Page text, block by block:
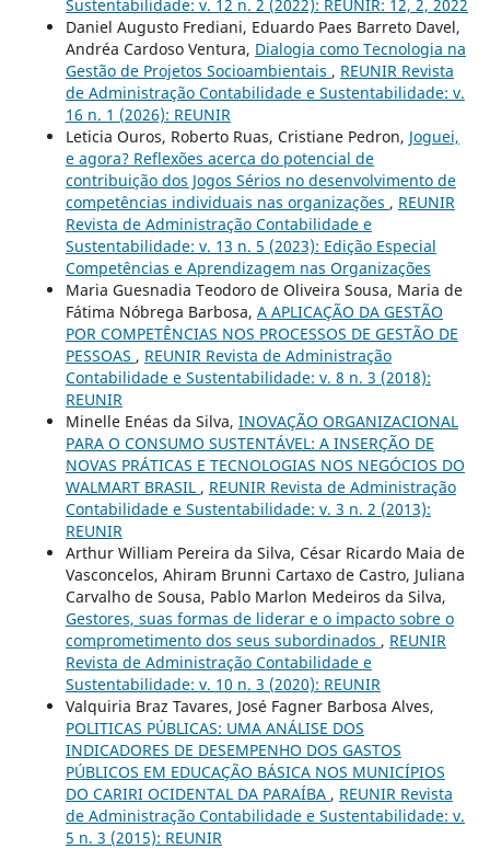
Sustentabilidade: v. 12 n. 2 (2022): REUNIR: 12, 2, 2022
Daniel Augusto Frediani, Eduardo Paes Barreto Davel,
Andréa Cardoso Ventura, Dialogia como Tecnologia na
Gestão de Projetos Socioambientais , REUNIR Revista
de Administração Contabilidade e Sustentabilidade: v.
16 n. 1 (2026): REUNIR
Leticia Ouros, Roberto Ruas, Cristiane Pedron, Joguei,
e agora? Reflexões acerca do potencial de
contribuição dos Jogos Sérios no desenvolvimento de
competências individuais nas organizações , REUNIR
Revista de Administração Contabilidade e
Sustentabilidade: v. 13 n. 5 (2023): Edição Especial
Competências e Aprendizagem nas Organizações
Maria Guesnadia Teodoro de Oliveira Sousa, Maria de
Fátima Nóbrega Barbosa, A APLICAÇÃO DA GESTÃO
POR COMPETÊNCIAS NOS PROCESSOS DE GESTÃO DE
PESSOAS , REUNIR Revista de Administração
Contabilidade e Sustentabilidade: v. 8 n. 3 (2018):
REUNIR
Minelle Enéas da Silva, INOVAÇÃO ORGANIZACIONAL
PARA O CONSUMO SUSTENTÁVEL: A INSERÇÃO DE
NOVAS PRÁTICAS E TECNOLOGIAS NOS NEGÓCIOS DO
WALMART BRASIL , REUNIR Revista de Administração
Contabilidade e Sustentabilidade: v. 3 n. 2 (2013):
REUNIR
Arthur William Pereira da Silva, César Ricardo Maia de
Vasconcelos, Ahiram Brunni Cartaxo de Castro, Juliana
Carvalho de Sousa, Pablo Marlon Medeiros da Silva,
Gestores, suas formas de liderar e o impacto sobre o
comprometimento dos seus subordinados , REUNIR
Revista de Administração Contabilidade e
Sustentabilidade: v. 10 n. 3 (2020): REUNIR
Valquiria Braz Tavares, José Fagner Barbosa Alves,
POLITICAS PÚBLICAS: UMA ANÁLISE DOS
INDICADORES DE DESEMPENHO DOS GASTOS
PÚBLICOS EM EDUCAÇÃO BÁSICA NOS MUNICÍPIOS
DO CARIRI OCIDENTAL DA PARAÍBA , REUNIR Revista
de Administração Contabilidade e Sustentabilidade: v.
5 n. 3 (2015): REUNIR